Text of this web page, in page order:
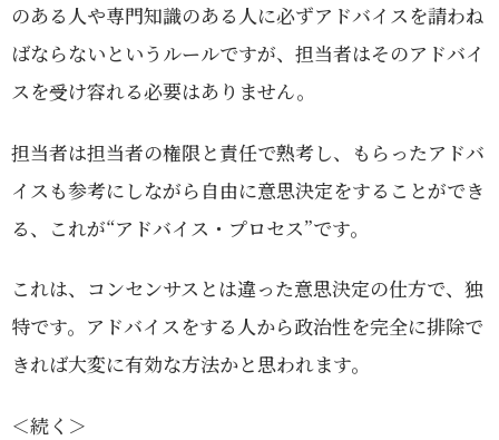
のある人や専門知識のある人に必ずアドバイスを請わね
ばならないというルールですが、担当者はそのアドバイ
スを受け容れる必要はありません。
担当者は担当者の権限と責任で熟考し、もらったアドバ
イスも参考にしながら自由に意思決定をすることができ
る、これが“アドバイス・プロセス”です。
これは、コンセンサスとは違った意思決定の仕方で、独
特です。アドバイスをする人から政治性を完全に排除で
きれば大変に有効な方法かと思われます。
＜続く＞